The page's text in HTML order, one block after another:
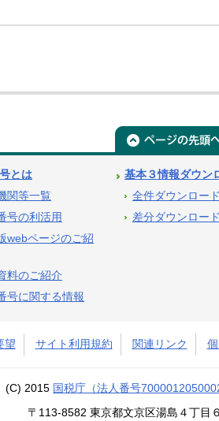
とは
関等一覧
号の利活用
webページのご紹
料のご紹介
号に関する情報
基本３情報ダウン
全件ダウンロード
差分ダウンロード
望 サイト利用規約 関連リンク
(C) 2015 国税庁（法人番号
〒113-8582 東京都文京区湯島４丁